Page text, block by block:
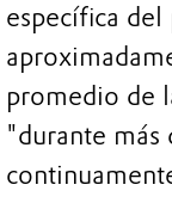
específica
promedio de
"durante más